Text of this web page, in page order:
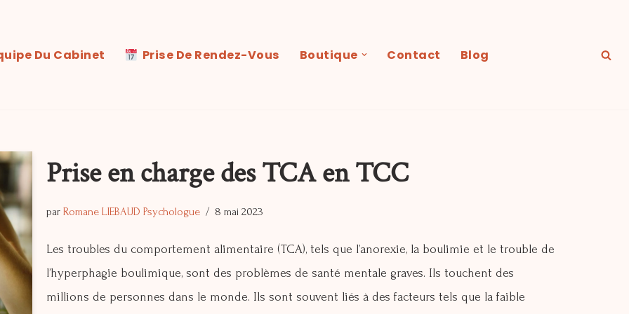
Du Cabinet ‎ ‎ Prise De Rendez-Vous Boutique Contact Blog
Prise en charge des TCA en TCC
par Romane LIEBAUD Psychologue 8 mai 2023
Les troubles du comportement alimentaire (TCA), tels que l’anorexie, la boulimie et le trouble de
l’hyperphagie boulimique, sont des problèmes de santé mentale graves. Ils touchent des
millions de personnes dans le monde. Ils sont souvent liés à des facteurs tels que la faible